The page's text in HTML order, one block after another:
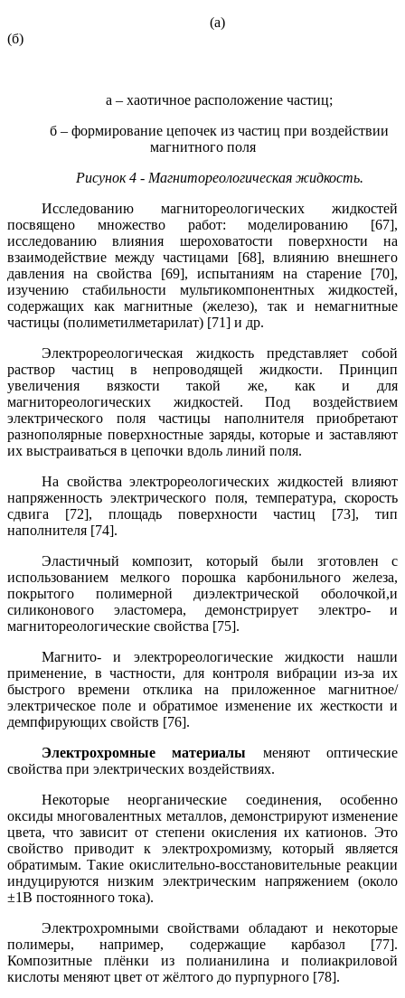
(а)
(б)
а – хаотичное расположение частиц;
б – формирование цепочек из частиц при воздействии
магнитного поля
Рисунок 4 - Магнитореологическая жидкость.
Исследованию магнитореологических жидкостей
посвящено множество работ: моделированию [67],
исследованию влияния шероховатости поверхности на
взаимодействие между частицами [68], влиянию внешнего
давления на свойства [69], испытаниям на старение [70],
изучению стабильности мультикомпонентных жидкостей,
содержащих как магнитные (железо), так и немагнитные
частицы (полиметилметарилат) [71] и др.
Электрореологическая жидкость представляет собой
раствор частиц в непроводящей жидкости. Принцип
увеличения вязкости такой же, как и для
магнитореологических жидкостей. Под воздействием
электрического поля частицы наполнителя приобретают
разнополярные поверхностные заряды, которые и заставляют
их выстраиваться в цепочки вдоль линий поля.
На свойства электрореологических жидкостей влияют
напряженность электрического поля, температура, скорость
сдвига [72], площадь поверхности частиц [73], тип
наполнителя [74].
Эластичный
композит, который были зготовлен с
использованием мелкого порошкакарбонильного железа,
покрытого полимерной диэлектрическойоболочкой,и
силиконового эластомера, демонстрирует электро- и
магнитореологические свойства [75].
Магнито-
и электрореологические жидкости нашли
применение, в частности, для контроля вибрации из-за их
быстрого времени отклика наприложенное магнитное/
электрическое поле иобратимое изменениеих жесткостии
демпфирующих свойств [76].
Электрохромные материалы
меняют оптические
свойства при электрических воздействиях.
Некоторые
неорганические соединения, особенно
оксидымноговалентных металлов, демонстрируют изменение
цвета, чтозависит от степени окисления ихкатионов. Это
свойство приводит к электрохромизму, который является
обратимым. Такие окислительно-восстановительные реакции
индуцируются низким электрическим напряжением (около
±1В постоянного тока).
Электрохромными свойствами обладают и некоторые
полимеры, например, содержащие карбазол[77].
Композитные плёнки из полианилина и полиакриловой
кислоты меняют цвет от жёлтого до пурпурного [78].